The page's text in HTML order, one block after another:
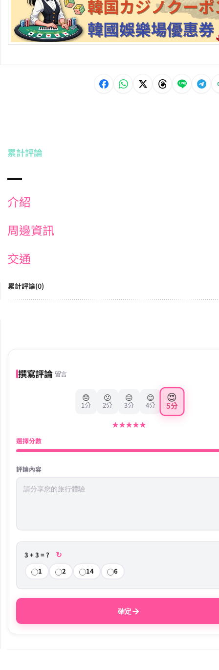
累計評論
介紹
周邊資訊
交通
累計評論(0)
撰寫評論 留言
😞
1分
😕
2分
😐
3分
😊
4分
😍
5分
★★★★★
選擇分數
評論內容
3 + 3 = ? ↻
1 2 14 6
確定→